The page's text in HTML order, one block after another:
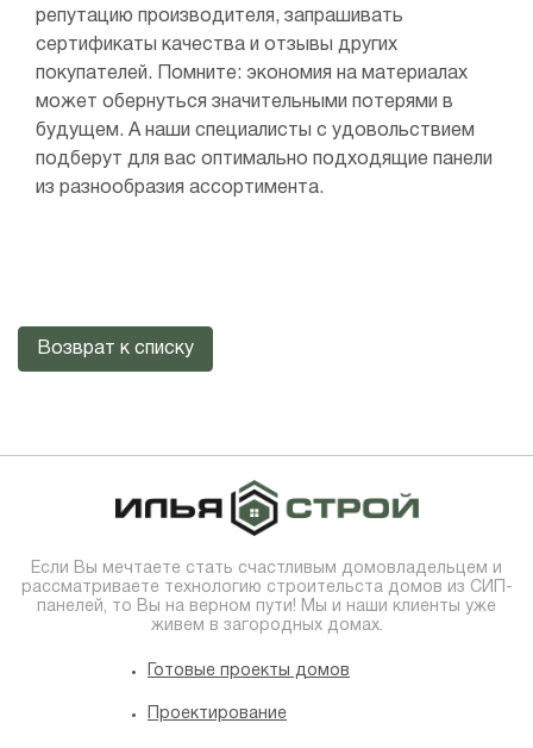
репутацию производителя, запрашивать
сертификаты качества и отзывы других
покупателей. Помните: экономия на материалах
может обернуться значительными потерями в
будущем. А наши специалисты с удовольствием
подберут для вас оптимально подходящие панели
из разнообразия ассортимента.
Возврат к списку
Если Вы мечтаете стать счастливым домовладельцем и
рассматриваете технологию строительста домов из СИП-
панелей, то Вы на верном пути! Мы и наши клиенты уже
живем в загородных домах.
Готовые проекты домов
Проектирование